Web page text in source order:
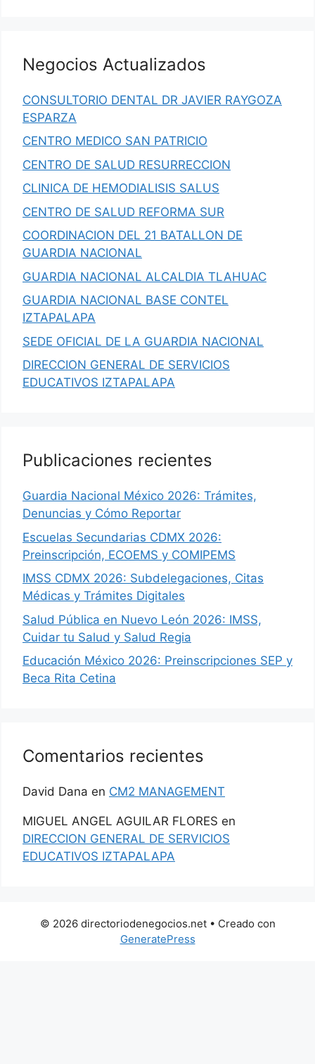
Negocios Actualizados
CONSULTORIO DENTAL DR JAVIER RAYGOZA
ESPARZA
CENTRO MEDICO SAN PATRICIO
CENTRO DE SALUD RESURRECCION
CLINICA DE HEMODIALISIS SALUS
CENTRO DE SALUD REFORMA SUR
COORDINACION DEL 21 BATALLON DE
GUARDIA NACIONAL
GUARDIA NACIONAL ALCALDIA TLAHUAC
GUARDIA NACIONAL BASE CONTEL
IZTAPALAPA
SEDE OFICIAL DE LA GUARDIA NACIONAL
DIRECCION GENERAL DE SERVICIOS
EDUCATIVOS IZTAPALAPA
Publicaciones recientes
Guardia Nacional México 2026: Trámites,
Denuncias y Cómo Reportar
Escuelas Secundarias CDMX 2026:
Preinscripción, ECOEMS y COMIPEMS
IMSS CDMX 2026: Subdelegaciones, Citas
Médicas y Trámites Digitales
Salud Pública en Nuevo León 2026: IMSS,
Cuidar tu Salud y Salud Regia
Educación México 2026: Preinscripciones SEP y
Beca Rita Cetina
Comentarios recientes
David Dana en CM2 MANAGEMENT
MIGUEL ANGEL AGUILAR FLORES en
DIRECCION GENERAL DE SERVICIOS
EDUCATIVOS IZTAPALAPA
© 2026 directoriodenegocios.net• Creado con
GeneratePress